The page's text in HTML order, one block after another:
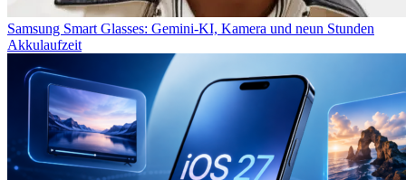
Samsung Smart Glasses: Gemini-KI, Kamera und neun Stunden
Akkulaufzeit